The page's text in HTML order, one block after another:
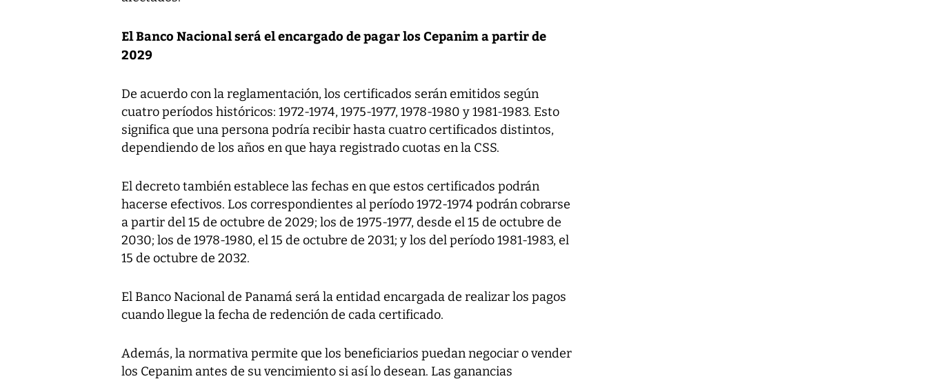
El Banco Nacional será el encargado de pagar los Cepanim a partir de
2029
De acuerdo con la reglamentación, los certificados serán emitidos según
cuatro períodos históricos: 1972-1974, 1975-1977, 1978-1980 y 1981-1983. Esto
significa que una persona podría recibir hasta cuatro certificados distintos,
dependiendo de los años en que haya registrado cuotas en la CSS.
El decreto también establece las fechas en que estos certificados podrán
hacerse efectivos. Los correspondientes al período 1972-1974 podrán cobrarse
a partir del 15 de octubre de 2029; los de 1975-1977, desde el 15 de octubre de
2030; los de 1978-1980, el 15 de octubre de 2031; y los del período 1981-1983, el
15 de octubre de 2032.
El Banco Nacional de Panamá será la entidad encargada de realizar los pagos
cuando llegue la fecha de redención de cada certificado.
Además, la normativa permite que los beneficiarios puedan negociar o vender
los Cepanim antes de su vencimiento si así lo desean. Las ganancias